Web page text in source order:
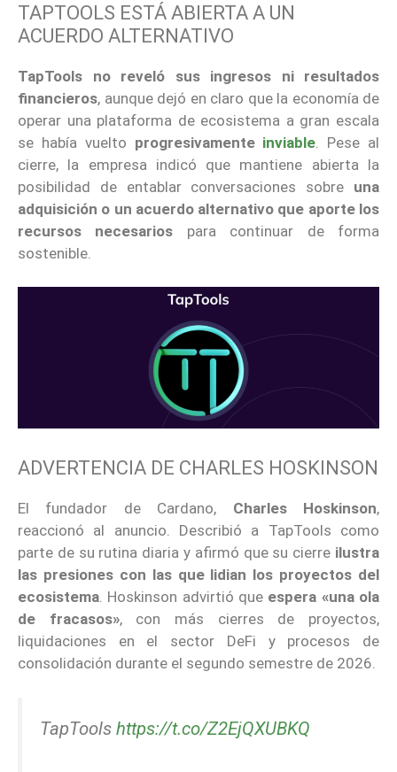
TAPTOOLS ESTÁ ABIERTA A UN
ACUERDO ALTERNATIVO
TapTools no reveló sus ingresos ni resultados
financieros, aunque dejó en claro que la economía de
operar una plataforma de ecosistema a gran escala
se había vuelto progresivamente inviable . Pese al
cierre, la empresa indicó que mantiene abierta la
posibilidad de entablar conversaciones sobre una
adquisición o un acuerdo alternativo que aporte los
recursos necesarios para continuar de forma
sostenible.
ADVERTENCIA DE CHARLES HOSKINSON
El fundador de Cardano, Charles Hoskinson,
reaccionó al anuncio. Describió a TapTools como
parte de su rutina diaria y afirmó que su cierre ilustra
las presiones con las que lidian los proyectos del
ecosistema. Hoskinson advirtió que espera «una ola
de fracasos», con más cierres de proyectos,
liquidaciones en el sector DeFi y procesos de
consolidación durante el segundo semestre de 2026.
TapTools https://t.co/Z2EjQXUBKQ